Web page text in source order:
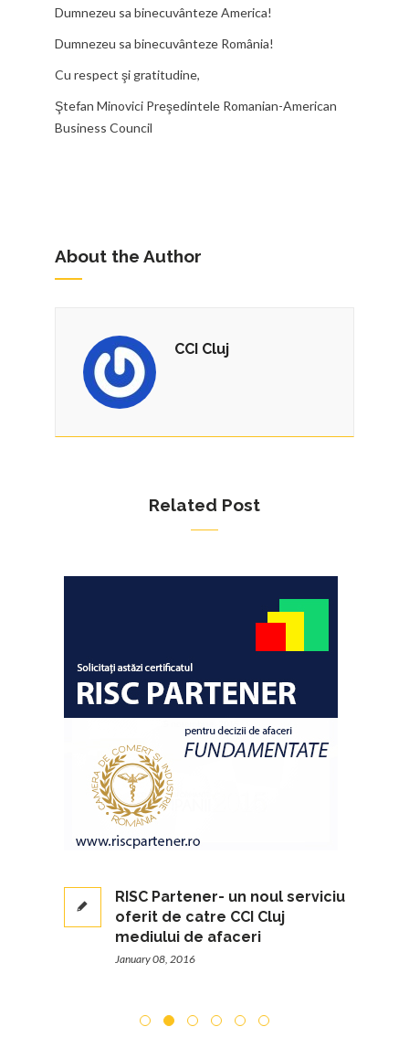
Dumnezeu sa binecuvânteze America!
Dumnezeu sa binecuvânteze România!
Cu respect şi gratitudine,
Ştefan Minovici Preşedintele Romanian-American
Business Council
About the Author
CCI Cluj
Related Post
RISC Partener- un noul serviciu
oferit de catre CCI Cluj
mediului de afaceri
January 08, 2016